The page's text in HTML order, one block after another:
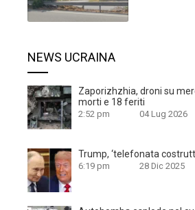
NEWS UCRAINA
Zaporizhzhia, droni su
morti e 18 feriti
2:52 pm 04 Lug 2026
Trump, ‘telefonata
6:19 pm 28 Dic 2025